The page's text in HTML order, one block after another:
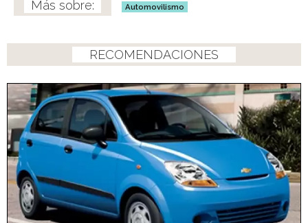
Automovilismo
RECOMENDACIONES